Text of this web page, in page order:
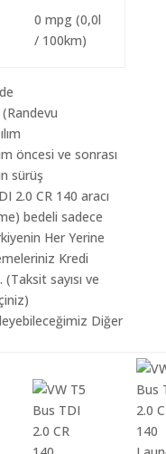
0 mpg (0,0l
/ 100km)
öncesi ve sonrası
sürüş
2.0 CR 140 aracı
bedeli sadece
Her Yerine
Kredi
sayısı ve
Diğer